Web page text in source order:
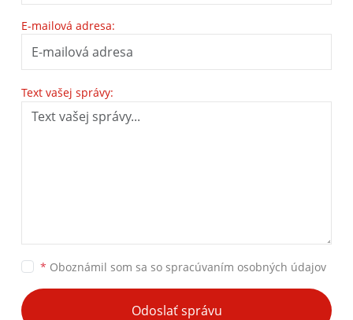
E-mailová adresa:
Text vašej správy:
* Oboznámil som sa so spracúvaním osobných údajov
Odoslať správu